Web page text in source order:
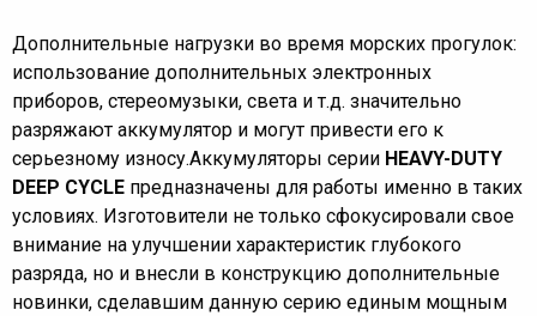
Дополнительные нагрузки во время морских прогулок:
использование дополнительных электронных
приборов, стереомузыки, света и т.д. значительно
разряжают аккумулятор и могут привести его к
серьезному износу.Аккумуляторы серии HEAVY-DUTY
DEEP CYCLE предназначены для работы именно в таких
условиях. Изготовители не только сфокусировали свое
внимание на улучшении характеристик глубокого
разряда, но и внесли в конструкцию дополнительные
новинки, сделавшим данную серию единым мощным